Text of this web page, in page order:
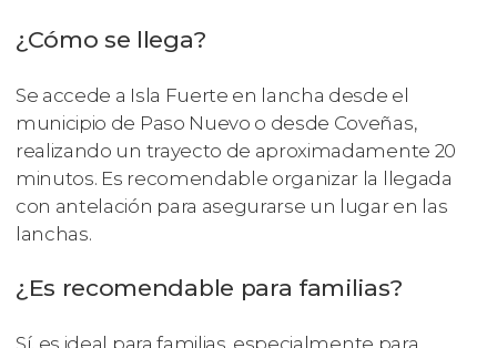
¿Cómo se llega?
Se accede a Isla Fuerte en lancha desde el
municipio de Paso Nuevo o desde Coveñas,
realizando un trayecto de aproximadamente 20
minutos. Es recomendable organizar la llegada
con antelación para asegurarse un lugar en las
lanchas.
¿Es recomendable para familias?
Sí, es ideal para familias, especialmente para